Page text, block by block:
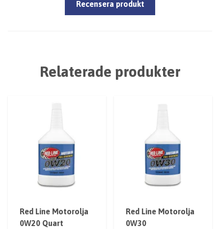
Recensera produkt
Relaterade produkter
Red Line Motorolja
0W20 Quart
Red Line Motorolja
0W30